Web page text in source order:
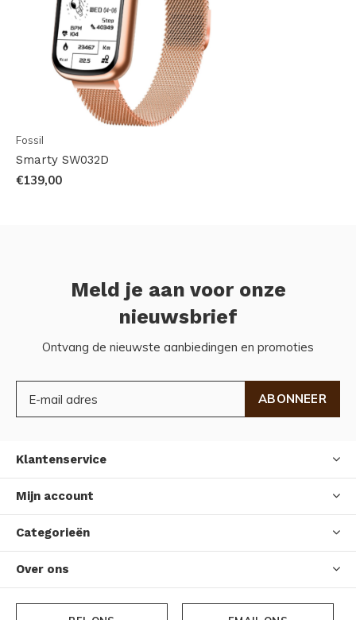
Fossil
Smarty SW032D
€139,00
Meld je aan voor onze
nieuwsbrief
Ontvang de nieuwste aanbiedingen en promoties
ABONNEER
Klantenservice
Mijn account
Categorieën
Over ons